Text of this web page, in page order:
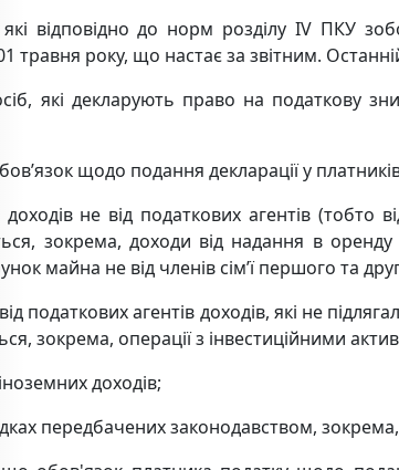
відповідно до норм розділу IV ПКУ
травня року, що настає за звітним.
які декларують право на податкову
щодо подання декларації у
не від податкових агентів (тобто
зокрема, доходи від надання в
майна не від членів сім’ї першого та
податкових агентів доходів, які не
зокрема, операції з інвестиційними
доходів;
передбачених законодавством,